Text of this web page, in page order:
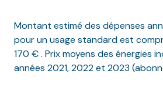
Montant estimé des dépenses
pour un usage standard est
170 € . Prix moyens des énergies
années 2021, 2022 et 2023